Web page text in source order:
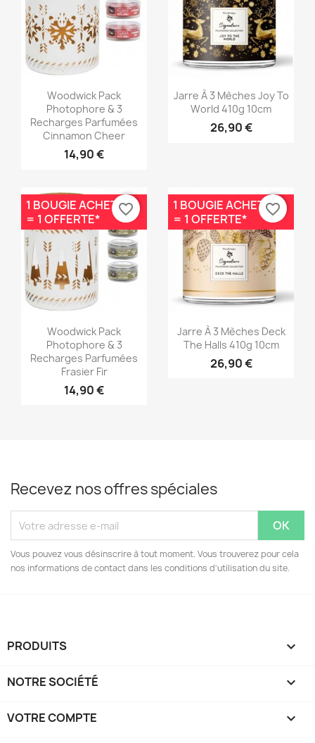
Aperçu rapide
Woodwick Pack
Photophore & 3
Recharges Parfumées
Cinnamon Cheer
14,90 €
 Aperçu rapide
Jarre À 3 Mèches Joy To
World 410g 10cm
26,90 €
Aperçu rapide
Woodwick Pack
Photophore & 3
Recharges Parfumées
Frasier Fir
14,90 €
1 BOUGIE ACHETÉE
= 1 OFFERTE*
favorite_border
Aperçu rapide
Jarre À 3 Mèches Deck
The Halls 410g 10cm
26,90 €
1 BOUGIE ACHETÉE
= 1 OFFERTE*
favorite_border
Recevez nos offres spéciales
Vous pouvez vous désinscrire à tout moment. Vous trouverez pour cela
nos informations de contact dans les conditions d'utilisation du site.
PRODUITS 
NOTRE SOCIÉTÉ 
VOTRE COMPTE 